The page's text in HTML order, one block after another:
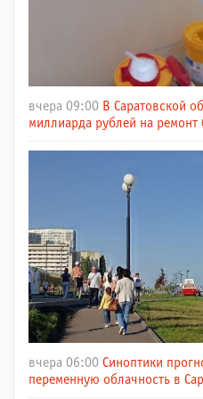
вчера 09:00 В Саратовской
миллиарда рублей на
вчера 06:00 Синоптики
переменную облачность в